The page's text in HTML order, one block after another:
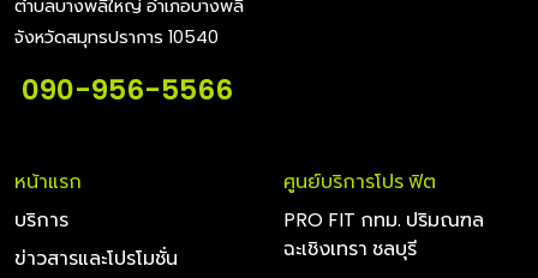
ตำบลบางพลีใหญ่ อำเภอบางพลี
จังหวัดสมุทรปราการ 10540
090-956-5566
หน้าแรก
บริการ
ข่าวสารและโปรโมชั่น
ศูนย์บริการโปร ฟิต
PRO FIT กทม. ปริมณฑล
ฉะเชิงเทรา ชลบุรี